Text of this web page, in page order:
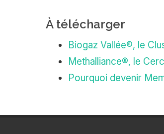
À télécharger
Biogaz Vallée®, le
Methalliance®, le
Pourquoi devenir